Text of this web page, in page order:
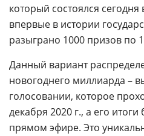
который состоялся
впервые в истории
разыграно 1000 призов по
Данный вариант
новогоднего миллиарда –
голосовании, которое
декабря 2020 г., а его
прямом эфире. Это